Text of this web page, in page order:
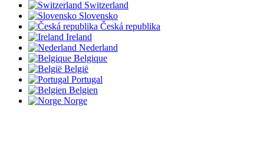
Switzerland
Slovensko
Česká republika
Ireland
Nederland
Belgique
België
Portugal
Belgien
Norge